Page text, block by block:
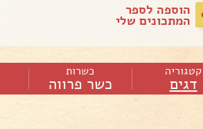
הוספה לספר
המתכונים שלי
קטגוריה
דגים
כשרות
כשר פרווה